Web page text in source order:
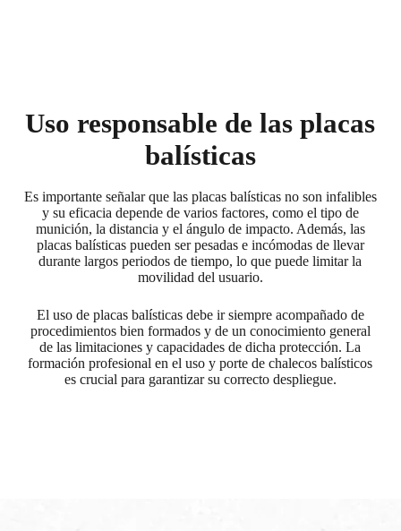
Uso responsable de las placas
balísticas
Es importante señalar que las placas balísticas no son infalibles
y su eficacia depende de varios factores, como el tipo de
munición, la distancia y el ángulo de impacto. Además, las
placas balísticas pueden ser pesadas e incómodas de llevar
durante largos periodos de tiempo, lo que puede limitar la
movilidad del usuario.
El uso de placas balísticas debe ir siempre acompañado de
procedimientos bien formados y de un conocimiento general
de las limitaciones y capacidades de dicha protección. La
formación profesional en el uso y porte de chalecos balísticos
es crucial para garantizar su correcto despliegue.